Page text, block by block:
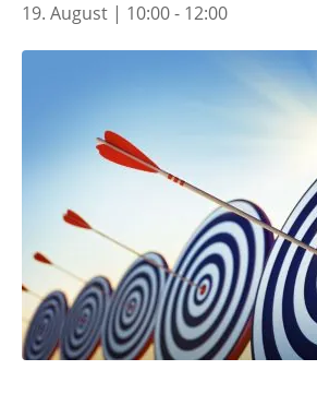
19. August | 10:00- 12:00